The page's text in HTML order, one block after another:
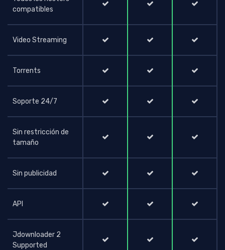
compatibles
Video Streaming
Torrents
Soporte 24/7
Sin restricción de
tamaño
Sin publicidad
API
Jdownloader 2
Supported